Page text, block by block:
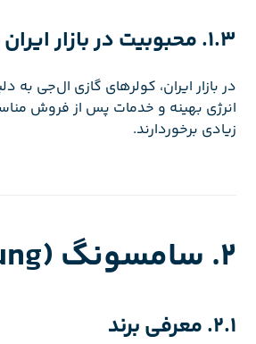
1.3. محبوبیت در بازار ایران
در بازار ایران، کولرهای گازی ال‌جی به
انرژی بهینه و خدمات پس از فروش
زیادی برخوردارند.
2. سامسونگ (Samsung)
2.1. معرفی برند